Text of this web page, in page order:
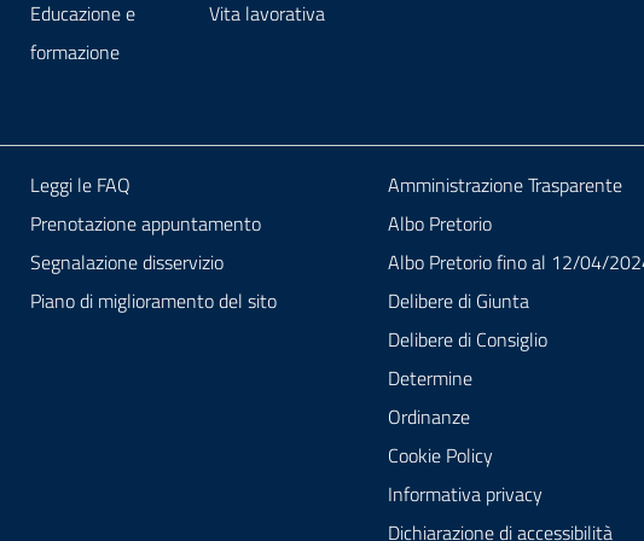
Educazione e
formazione
Vita lavorativa
Leggi le FAQ
Prenotazione appuntamento
Segnalazione disservizio
Piano di miglioramento del sito
Amministrazione Trasparente
Albo Pretorio
Albo Pretorio fino al 12/04/
Delibere di Giunta
Delibere di Consiglio
Determine
Ordinanze
Cookie Policy
Informativa privacy
Dichiarazione di accessibilità